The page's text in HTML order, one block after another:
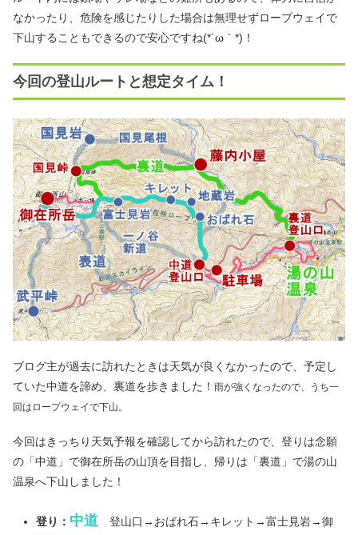
なかったり、危険を感じたりした場合は無理せずロープウェイで
下山することもできるので安心ですね(*´ω｀*)！
今回の登山ルートと想定タイム！
ブログ主が過去に訪れたときは天気が良くなかったので、予定し
ていた中道を諦め、裏道を歩きました！ 雨が強くなったので、うち一
回はロープウェイで下山。
今回はきっちり天気予報を確認してから訪れたので、登りは念願
の「中道」で御在所岳の山頂を目指し、帰りは「裏道」で湯の山
温泉へ下山しました！
登り： 中道 登山口→おばれ石→キレット→富士見岩→御